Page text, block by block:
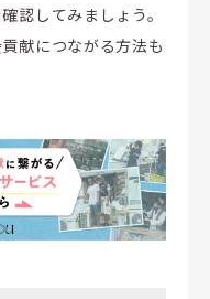
認してみましょう。
献につながる方法も